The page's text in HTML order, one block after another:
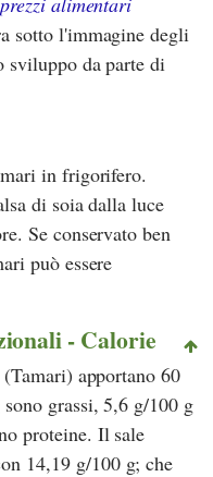
sotto l'immagine degli
da parte di
in frigorifero.
di soia dalla luce
Se conservato ben
può essere
- Calorie
apportano 60
grassi, 5,6 g/100 g
proteine. Il sale
14,19 g/100 g; che